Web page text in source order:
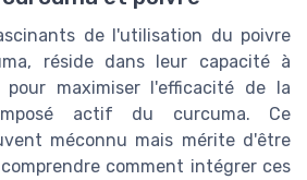
de l'utilisation du poivre
réside dans leur capacité à
pour maximiser l'efficacité de la
actif du curcuma. Ce
méconnu mais mérite d'être
comment intégrer ces